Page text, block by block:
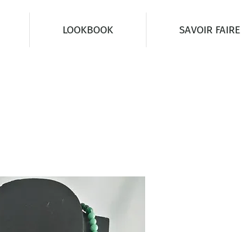
LOOKBOOK SAVOIR FAIRE